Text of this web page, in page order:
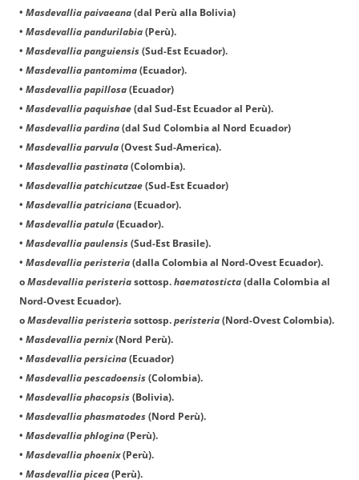
• Masdevallia paivaeana (dal Perù alla Bolivia)
• Masdevallia pandurilabia (Perù).
• Masdevallia panguiensis (Sud-Est Ecuador).
• Masdevallia pantomima (Ecuador).
• Masdevallia papillosa (Ecuador)
• Masdevallia paquishae (dal Sud-Est Ecuador al Perù).
• Masdevallia pardina (dal Sud Colombia al Nord Ecuador)
• Masdevallia parvula (Ovest Sud-America).
• Masdevallia pastinata (Colombia).
• Masdevallia patchicutzae (Sud-Est Ecuador)
• Masdevallia patriciana (Ecuador).
• Masdevallia patula (Ecuador).
• Masdevallia paulensis (Sud-Est Brasile).
• Masdevallia peristeria (dalla Colombia al Nord-Ovest Ecuador).
o Masdevallia peristeria sottosp. haematosticta (dalla Colombia al
Nord-Ovest Ecuador).
o Masdevallia peristeria sottosp. peristeria (Nord-Ovest Colombia).
• Masdevallia pernix(Nord Perù).
• Masdevallia persicina (Ecuador)
• Masdevallia pescadoensis (Colombia).
• Masdevallia phacopsis (Bolivia).
• Masdevallia phasmatodes (Nord Perù).
• Masdevallia phlogina (Perù).
• Masdevallia phoenix(Perù).
• Masdevallia picea (Perù).